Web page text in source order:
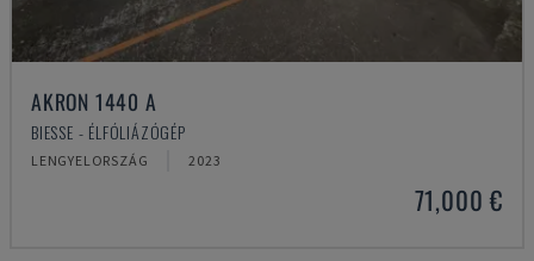
AKRON 1440 A
BIESSE - ÉLFÓLIÁZÓGÉP
LENGYELORSZÁG 2023
71,000 €